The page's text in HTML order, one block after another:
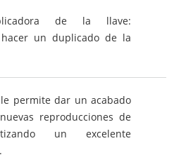
de la llave:
un duplicado de la
permite dar un acabado
reproducciones de
un excelente